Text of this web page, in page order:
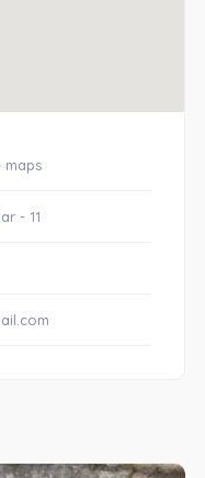
- 11